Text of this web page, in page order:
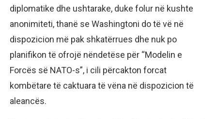
diplomatike dhe ushtarake, duke folur në kushte
anonimiteti, thanë se Washingtoni do të vë në
dispozicion më pak shkatërrues dhe nuk po
planifikon të ofrojë nëndetëse për “Modelin e
Forcës së NATO-s”, i cili përcakton forcat
kombëtare të caktuara të vëna në dispozicion të
aleancës.